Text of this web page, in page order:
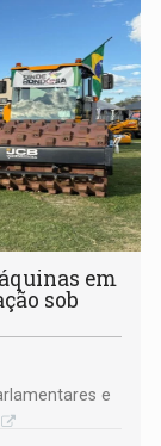
em
sob
e